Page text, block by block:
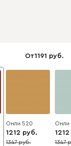
От1191
Онли 520
1212
10
1347
Онли
1212
10
1347